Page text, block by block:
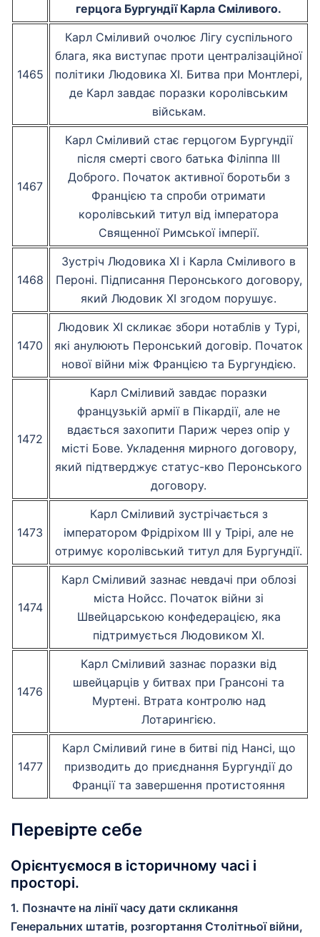
герцога Бургундії Карла Сміливого.
1465
Карл Сміливий очолює Лігу суспільного
блага, яка виступає проти централізаційної
політики Людовика XI. Битва при Монтлері,
де Карл завдає поразки королівським
військам.
1467
Карл Сміливий стає герцогом Бургундії
після смерті свого батька Філіппа III
Доброго. Початок активної боротьби з
Францією та спроби отримати
королівський титул від імператора
Священної Римської імперії.
1468
Зустріч Людовика XI і Карла Сміливого в
Пероні. Підписання Перонського договору,
який Людовик XI згодом порушує.
1470
Людовик XI скликає збори нотаблів у Турі,
які анулюють Перонський договір. Початок
нової війни між Францією та Бургундією.
1472
Карл Сміливий завдає поразки
французькій армії в Пікардії, але не
вдається захопити Париж через опір у
місті Бове. Укладення мирного договору,
який підтверджує статус-кво Перонського
договору.
1473
Карл Сміливий зустрічається з
імператором Фрідріхом III у Трірі, але не
отримує королівський титул для Бургундії.
1474
Карл Сміливий зазнає невдачі при облозі
міста Нойсс. Початок війни зі
Швейцарською конфедерацією, яка
підтримується Людовиком XI.
1476
Карл Сміливий зазнає поразки від
швейцарців у битвах при Грансоні та
Муртені. Втрата контролю над
Лотарингією.
1477
Карл Сміливий гине в битві під Нансі, що
призводить до приєднання Бургундії до
Франції та завершення протистояння
Перевірте себе
Орієнтуємося в історичному часі і
просторі.
1. Позначте на лінії часу дати скликання
Генеральних штатів, розгортання Столітньої війни,